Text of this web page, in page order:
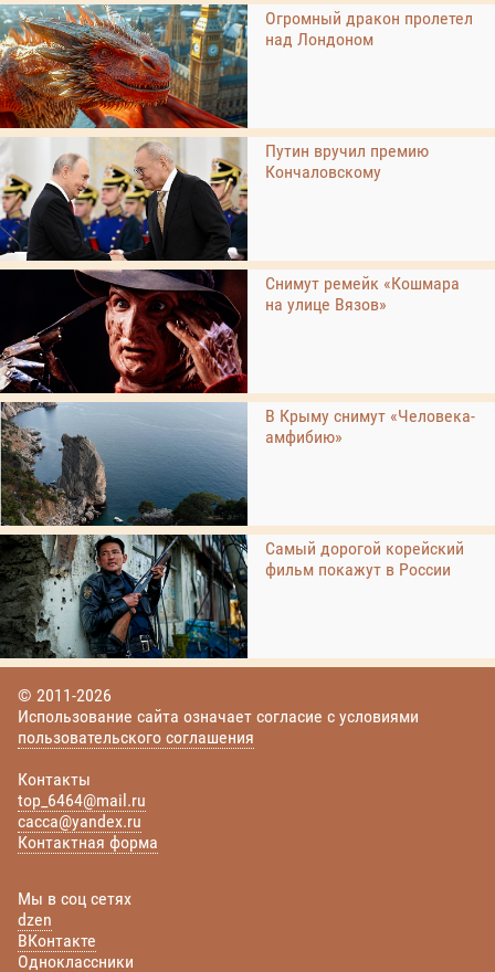
Огромный дракон пролетел
над Лондоном
Путин вручил премию
Кончаловскому
Снимут ремейк «Кошмара
на улице Вязов»
В Крыму снимут «Человека-
амфибию»
Самый дорогой корейский
фильм покажут в России
© 2011-2026
Использование сайта означает согласие с условиями
пользовательского соглашения
Контакты
top_6464@mail.ru
cacca@yandex.ru
Контактная форма
Мы в соц сетях
dzen
ВКонтакте
Одноклассники